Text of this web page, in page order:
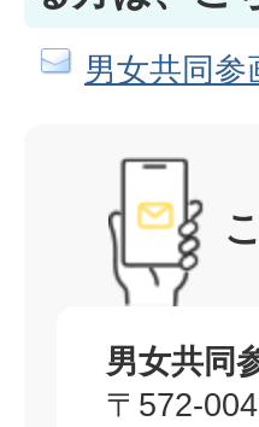
男女共同
男女共同
〒572-